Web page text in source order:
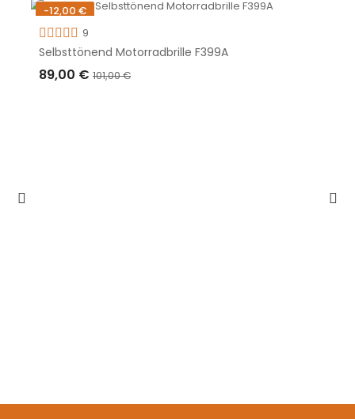
-12,00 €
Nicht auf Lager
9
Selbsttönend Motorradbrille F399A
89,00 € 101,00 €